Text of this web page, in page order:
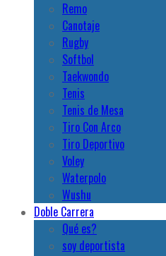
Remo
Canotaje
Rugby
Softbol
Taekwondo
Tenis
Tenis de Mesa
Tiro Con Arco
Tiro Deportivo
Voley
Waterpolo
Wushu
Doble Carrera
Qué es?
soy deportista